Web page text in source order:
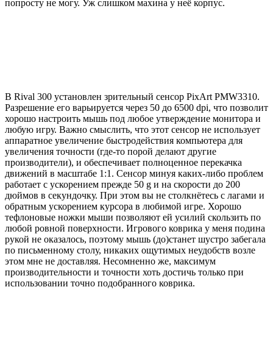
попросту не могу. Уж слишком махина у неё корпус.
В Rival 300 установлен зрительный сенсор PixArt PMW3310.
Разрешение его варьируется через 50 до 6500 dpi, что позволит
хорошо настроить мышь под любое утверждение монитора и
любую игру. Важно смыслить, что этот сенсор не использует
аппаратное увеличение быстродействия компьютера для
увеличения точности (где-то порой делают другие
производители), и обеспечивает полноценное перекачка
движений в масштабе 1:1. Сенсор минуя каких-либо проблем
работает с ускорением прежде 50 g и на скорости до 200
дюймов в секундочку. При этом вы не столкнётесь с лагами и
обратным ускорением курсора в любимой игре. Хорошо
тефлоновые ножки мыши позволяют ей усилий скользить по
любой ровной поверхности. Игрового коврика у меня подина
рукой не оказалось, поэтому мышь (до)станет шустро забегала
по письменному столу, никаких ощутимых неудобств возле
этом мне не доставляя. Несомненно же, максимум
производительности и точности хоть достичь только при
использовании точно подобранного коврика.